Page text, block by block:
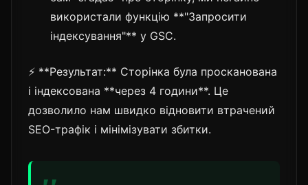
використали функцію **"Запросити
індексування"** у GSC.
⚡ **Результат:** Сторінка була просканована
і індексована **через 4 години**. Це
дозволило нам швидко відновити втрачений
SEO-трафік і мінімізувати збитки.